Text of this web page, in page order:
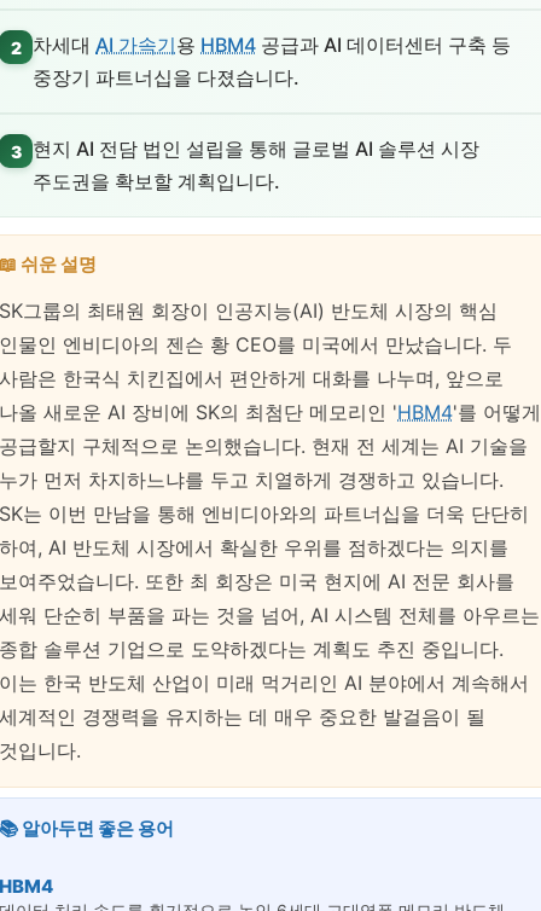
2 차세대 AI 가속기용 HBM4 공급과 AI 데이터센터 구축 등
중장기 파트너십을 다졌습니다.
3
현지 AI 전담 법인 설립을 통해 글로벌 AI 솔루션 시장
주도권을 확보할 계획입니다.
📖 쉬운 설명
SK그룹의 최태원 회장이 인공지능(AI) 반도체 시장의 핵심
인물인 엔비디아의 젠슨 황 CEO를 미국에서 만났습니다. 두
사람은 한국식 치킨집에서 편안하게 대화를 나누며, 앞으로
나올 새로운 AI 장비에 SK의 최첨단 메모리인 'HBM4'를 어떻게
공급할지 구체적으로 논의했습니다. 현재 전 세계는 AI 기술을
누가 먼저 차지하느냐를 두고 치열하게 경쟁하고 있습니다.
SK는 이번 만남을 통해 엔비디아와의 파트너십을 더욱 단단히
하여, AI 반도체 시장에서 확실한 우위를 점하겠다는 의지를
보여주었습니다. 또한 최 회장은 미국 현지에 AI 전문 회사를
세워 단순히 부품을 파는 것을 넘어, AI 시스템 전체를 아우르는
종합 솔루션 기업으로 도약하겠다는 계획도 추진 중입니다.
이는 한국 반도체 산업이 미래 먹거리인 AI 분야에서 계속해서
세계적인 경쟁력을 유지하는 데 매우 중요한 발걸음이 될
것입니다.
📚 알아두면 좋은 용어
HBM4